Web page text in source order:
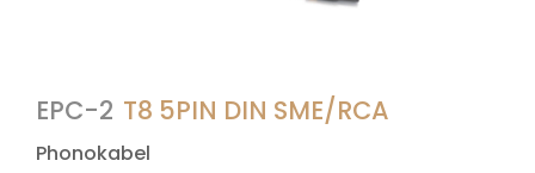
EPC-2 T8 5PIN DIN SME/RCA
Phonokabel